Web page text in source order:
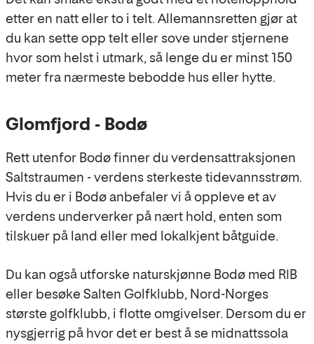
etter en natt eller to i telt. Allemannsretten gjør at
du kan sette opp telt eller sove under stjernene
hvor som helst i utmark, så lenge du er minst 150
meter fra nærmeste bebodde hus eller hytte.
Glomfjord - Bodø
Rett utenfor Bodø finner du verdensattraksjonen
Saltstraumen - verdens sterkeste tidevannsstrøm.
Hvis du er i Bodø anbefaler vi å oppleve et av
verdens underverker på nært hold, enten som
tilskuer på land eller med lokalkjent båtguide.
Du kan også utforske naturskjønne Bodø med RIB
eller besøke Salten Golfklubb, Nord-Norges
største golfklubb, i flotte omgivelser. Dersom du er
nysgjerrig på hvor det er best å se midnattssola